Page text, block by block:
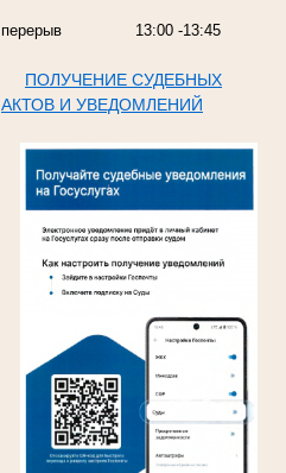
перерыв 13:00 -13:45
ПОЛУЧЕНИЕ СУДЕБНЫХ
АКТОВ И УВЕДОМЛЕНИЙ